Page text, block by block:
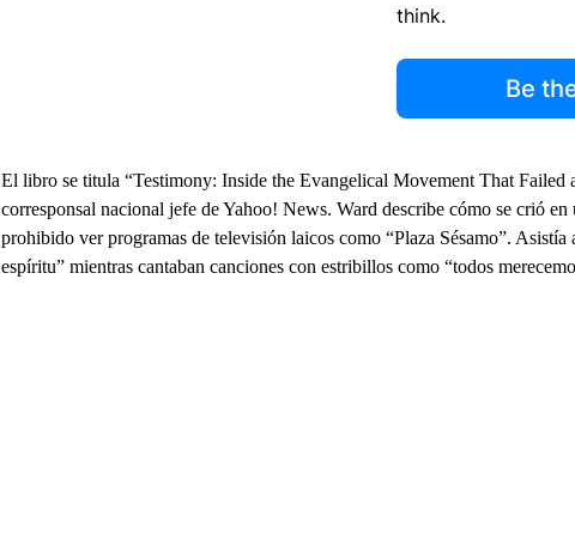
think.
Be
El libro se titula “Testimony: Inside the Evangelical Movement That Failed
corresponsal nacional jefe de Yahoo! News. Ward describe cómo se crió en
prohibido ver programas de televisión laicos como “Plaza Sésamo”. Asistía
espíritu” mientras cantaban canciones con estribillos como “todos